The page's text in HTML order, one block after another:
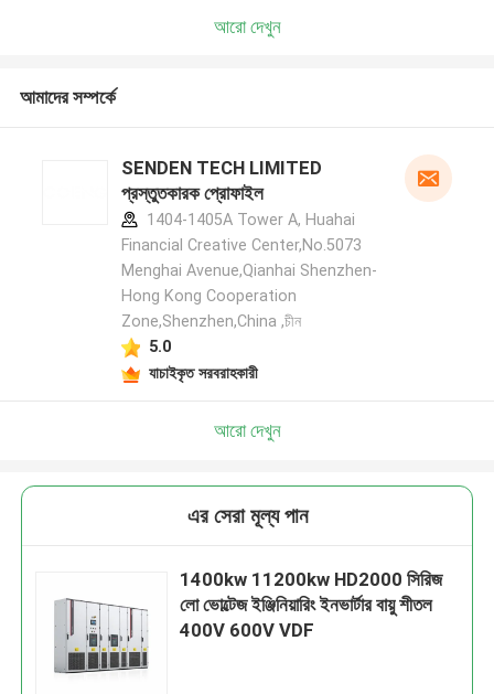
আরো দেখুন
আমাদের সম্পর্কে
SENDEN TECH LIMITED
প্রস্তুতকারক প্রোফাইল
1404-1405A Tower A, Huahai
Financial Creative Center,No.5073
Menghai Avenue,Qianhai Shenzhen-
Hong Kong Cooperation
Zone,Shenzhen,China ,চীন
5.0
যাচাইকৃত সরবরাহকারী
আরো দেখুন
এর সেরা মূল্য পান
1400kw 11200kw HD2000 সিরিজ
লো ভোল্টেজ ইঞ্জিনিয়ারিং ইনভার্টার বায়ু শীতল
400V 600V VDF